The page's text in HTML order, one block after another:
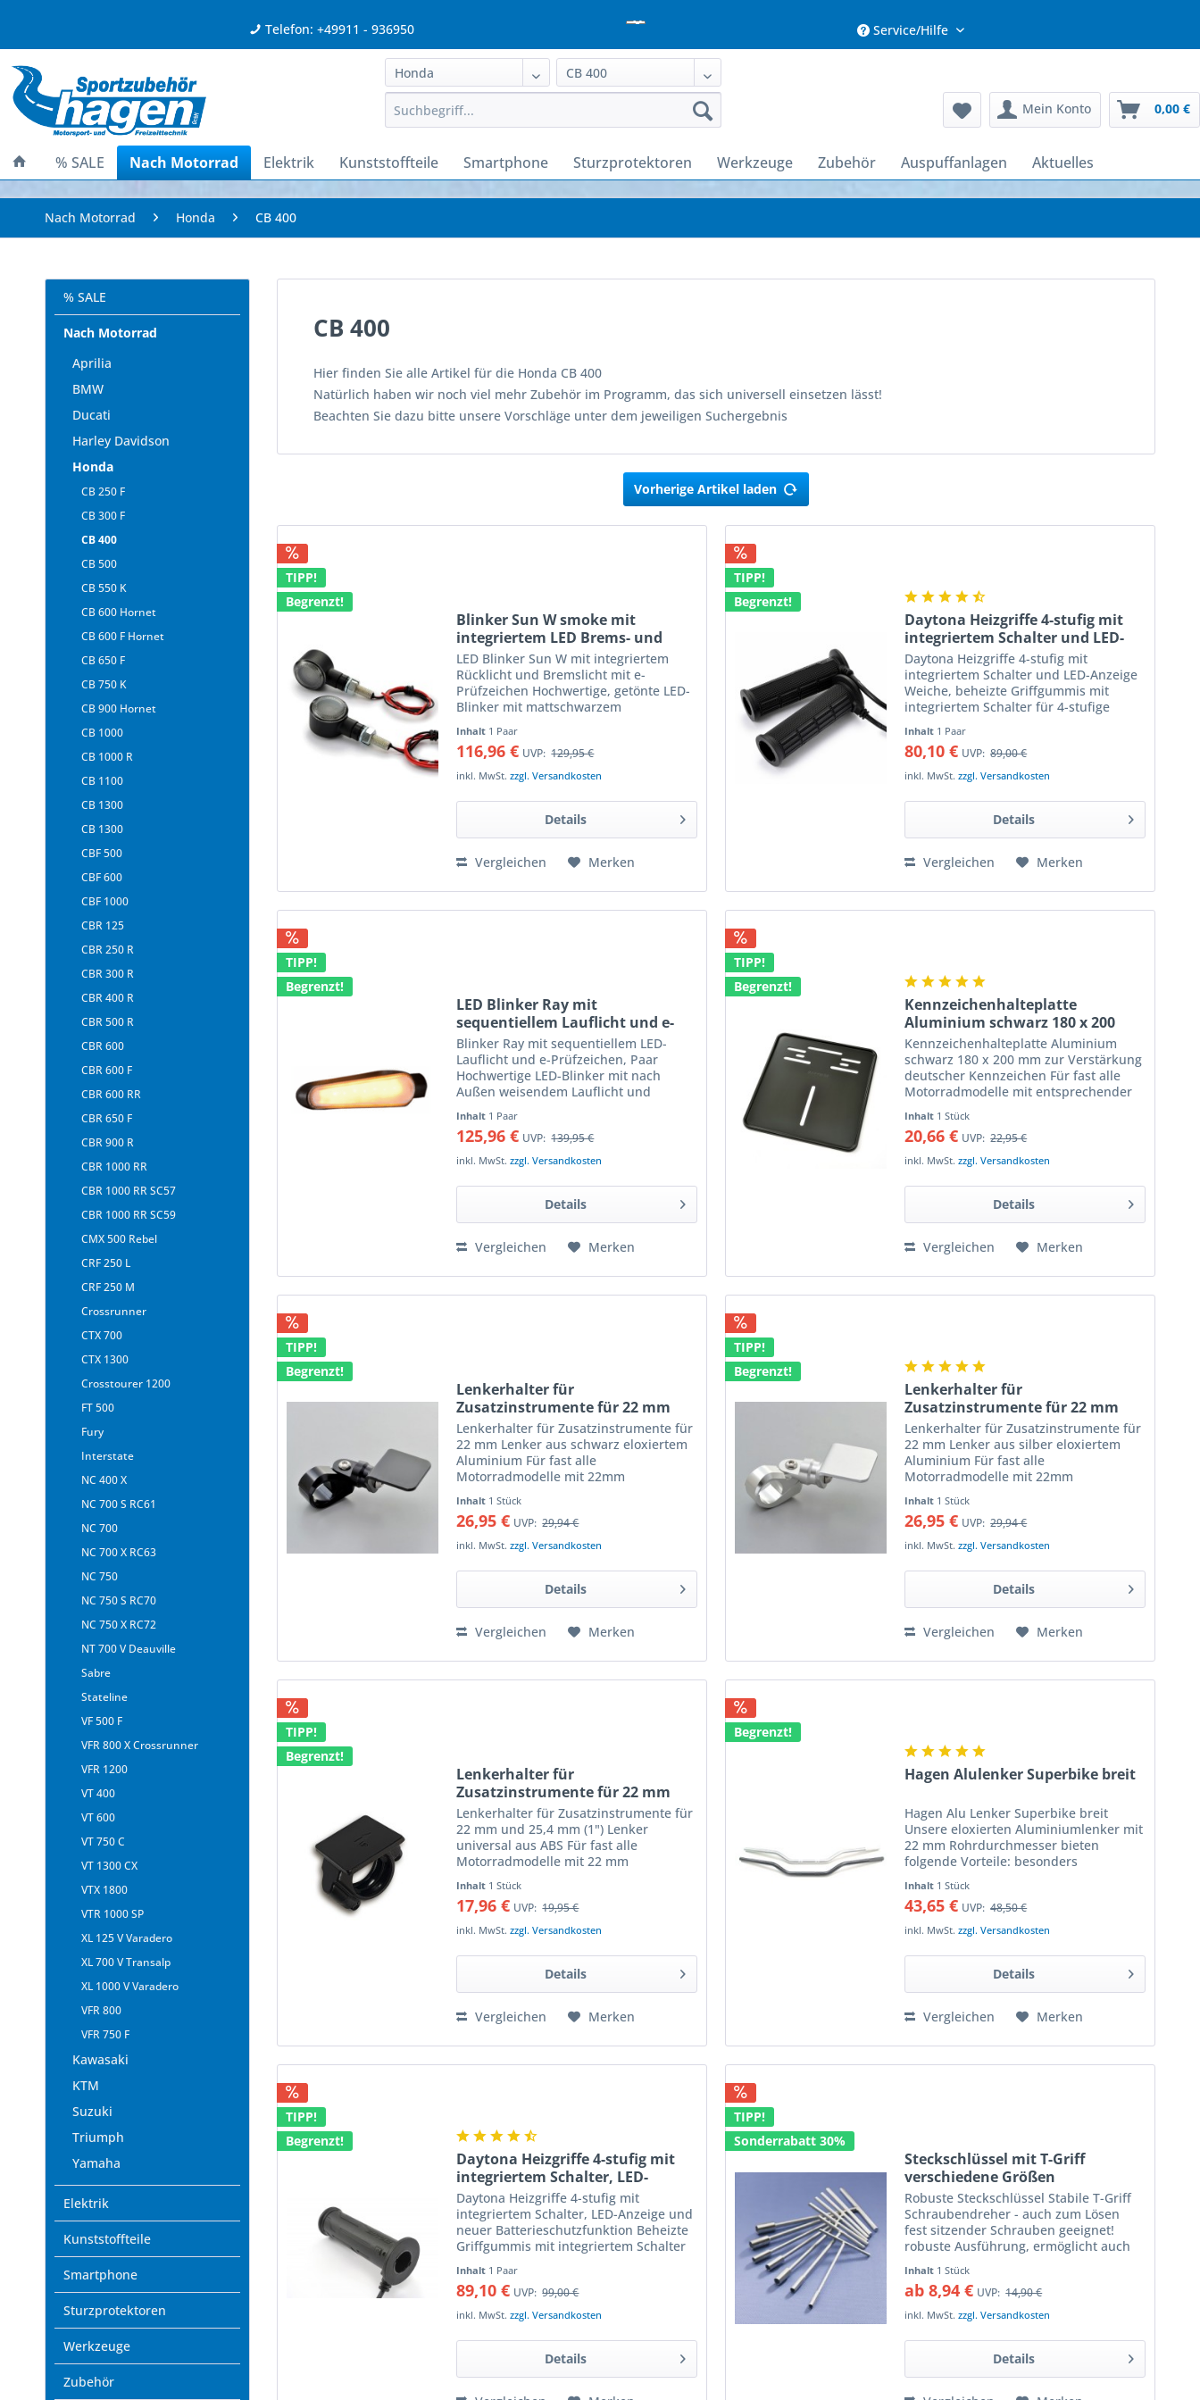
Telefon: +49911 - 936950 Service/Hilfe
Mein Konto 0,00 €
% SALE Nach Motorrad Elektrik Kunststoffteile Smartphone Sturzprotektoren Werkzeuge Zubehör Auspuffanlagen Aktuelles
Nach Motorrad Honda CB 400
% SALE
Nach Motorrad
Aprilia
BMW
Ducati
Harley Davidson
Honda
CB 250 F
CB 300 F
CB 400
CB 500
CB 550 K
CB 600 Hornet
CB 600 F Hornet
CB 650 F
CB 750 K
CB 900 Hornet
CB 1000
CB 1000 R
CB 1100
CB 1300
CB 1300
CBF 500
CBF 600
CBF 1000
CBR 125
CBR 250 R
CBR 300 R
CBR 400 R
CBR 500 R
CBR 600
CBR 600 F
CBR 600 RR
CBR 650 F
CBR 900 R
CBR 1000 RR
CBR 1000 RR SC57
CBR 1000 RR SC59
CMX 500 Rebel
CRF 250 L
CRF 250 M
Crossrunner
CTX 700
CTX 1300
Crosstourer 1200
FT 500
Fury
Interstate
NC 400 X
NC 700 S RC61
NC 700
NC 700 X RC63
NC 750
NC 750 S RC70
NC 750 X RC72
NT 700 V Deauville
Sabre
Stateline
VF 500 F
VFR 800 X Crossrunner
VFR 1200
VT 400
VT 600
VT 750 C
VT 1300 CX
VTX 1800
VTR 1000 SP
XL 125 V Varadero
XL 700 V Transalp
XL 1000 V Varadero
VFR 800
VFR 750 F
Kawasaki
KTM
Suzuki
Triumph
Yamaha
Elektrik
Kunststoffteile
Smartphone
Sturzprotektoren
Werkzeuge
Zubehör
CB 400
Hier finden Sie alle Artikel für die Honda CB 400
Natürlich haben wir noch viel mehr Zubehör im Programm, das sich universell einsetzen lässt!
Beachten Sie dazu bitte unsere Vorschläge unter dem jeweiligen Suchergebnis
Vorherige Artikel laden
TIPP!
Begrenzt!
Blinker Sun W smoke mit
integriertem LED Brems- und
Rücklicht mit e-Prüfzeichen, Paar
LED Blinker Sun W mit integriertem
Rücklicht und Bremslicht mit e-
Prüfzeichen Hochwertige, getönte LED-
Blinker mit mattschwarzem
ersetzen LED-Miniblinker mit matter
Leuchtfläche die das helle LED-Licht...
Inhalt 1 Paar
116,96 € UVP: 129,95 €
inkl. MwSt.zzgl. Versandkosten
Details
Vergleichen Merken
TIPP!
Begrenzt!
Daytona Heizgriffe 4-stufig mit
integriertem Schalter und LED-
Anzeige
Daytona Heizgriffe 4-stufig mit
integriertem Schalter und LED-Anzeige
Weiche, beheizte Griffgummis mit
integriertem Schalter für 4-stufige
Heizgriffe für Fahrzeuge mit 22 mm
Lenkerdurchmesser mit in...
Inhalt 1 Paar
80,10 € UVP: 89,00 €
inkl. MwSt.zzgl. Versandkosten
Details
Vergleichen Merken
TIPP!
Begrenzt!
LED Blinker Ray mit
sequentiellem Lauflicht und e-
Prüfzeichen, Paar
Blinker Ray mit sequentiellem LED-
Lauflicht und e-Prüfzeichen, Paar
Hochwertige LED-Blinker mit nach
Außen weisendem Lauflicht und
LED-Miniblinker mit matter, grauer
Leuchtfläche welche das helle LED-
Licht...
Inhalt 1 Paar
125,96 € UVP: 139,95 €
inkl. MwSt.zzgl. Versandkosten
Details
Vergleichen Merken
TIPP!
Begrenzt!
Kennzeichenhalteplatte
Aluminium schwarz 180 x 200
mm
Kennzeichenhalteplatte Aluminium
schwarz 180 x 200 mm zur Verstärkung
deutscher Kennzeichen Für fast alle
Motorradmodelle mit entsprechender
zu montieren vorgebohrte Aufnahmen
für die...
Inhalt 1 Stück
20,66 € UVP: 22,95 €
inkl. MwSt.zzgl. Versandkosten
Details
Vergleichen Merken
TIPP!
Begrenzt!
Lenkerhalter für
Zusatzinstrumente für 22 mm
Lenker schwarz Aluminium
Lenkerhalter für Zusatzinstrumente für
22 mm Lenker aus schwarz eloxiertem
Aluminium Für fast alle
Motorradmodelle mit 22mm
leicht zu montieren. in verschiedenen
Ebenen verstellbar Aufnahmefläche 40
x 40...
Inhalt 1 Stück
26,95 € UVP: 29,94 €
inkl. MwSt.zzgl. Versandkosten
Details
Vergleichen Merken
TIPP!
Begrenzt!
Lenkerhalter für
Zusatzinstrumente für 22 mm
Lenker silber Aluminium
Lenkerhalter für Zusatzinstrumente für
22 mm Lenker aus silber eloxiertem
Aluminium Für fast alle
Motorradmodelle mit 22mm
leicht zu montieren. in verschiedenen
Ebenen verstellbar Aufnahmefläche 40
x 40...
Inhalt 1 Stück
26,95 € UVP: 29,94 €
inkl. MwSt.zzgl. Versandkosten
Details
Vergleichen Merken
TIPP!
Begrenzt!
Lenkerhalter für
Zusatzinstrumente für 22 mm
und 25,4 mm (1") Lenker
universal aus ABS
Lenkerhalter für Zusatzinstrumente für
22 mm und 25,4 mm (1") Lenker
universal aus ABS Für fast alle
Motorradmodelle mit 22 mm
(1") geeignet leicht zu montieren. durch
drehen am Lenker verstellbar...
Inhalt 1 Stück
17,96 € UVP: 19,95 €
inkl. MwSt.zzgl. Versandkosten
Details
Vergleichen Merken
Begrenzt!
Hagen Alulenker Superbike breit
Hagen Alu Lenker Superbike breit
Unsere eloxierten Aluminiumlenker mit
22 mm Rohrdurchmesser bieten
folgende Vorteile: besonders
geeignet bei Superbikeumbauten
entspannte Sitzposition in...
Inhalt 1 Stück
43,65 € UVP: 48,50 €
inkl. MwSt.zzgl. Versandkosten
Details
Vergleichen Merken
TIPP!
Begrenzt!
Daytona Heizgriffe 4-stufig mit
integriertem Schalter, LED-
Anzeige und
Batterieschutzfunktion
Daytona Heizgriffe 4-stufig mit
integriertem Schalter, LED-Anzeige und
neuer Batterieschutzfunktion Beheizte
Griffgummis mit integriertem Schalter
Überlastungssschutz der Batterie
Weiche Heizgriffe...
Inhalt 1 Paar
89,10 € UVP: 99,00 €
inkl. MwSt.zzgl. Versandkosten
Details
TIPP!
Sonderrabatt 30%
Steckschlüssel mit T-Griff
verschiedene Größen
Robuste Steckschlüssel Stabile T-Griff
Schraubendreher - auch zum Lösen
fest sitzender Schrauben geeignet!
robuste Ausführung, ermöglicht auch
Drehmoment kann gefühlvoll an die
Schraube weitergegeben...
Inhalt 1 Stück
ab 8,94 € UVP: 14,90 €
inkl. MwSt.zzgl. Versandkosten
Details